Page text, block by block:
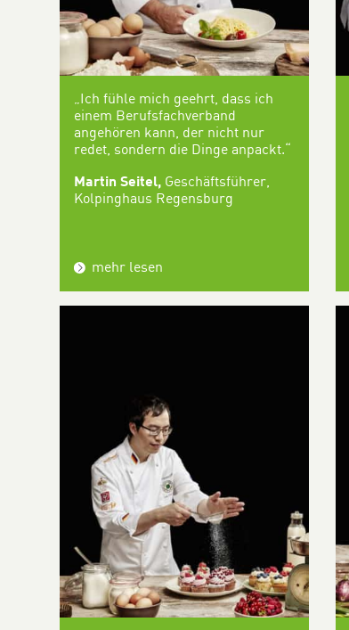
„Ich fühle mich geehrt, dass ich
einem Berufsfachverband
angehören kann, der nicht nur
redet, sondern die Dinge anpackt.“
Martin Seitel, Geschäftsführer,
Kolpinghaus Regensburg
mehr lesen